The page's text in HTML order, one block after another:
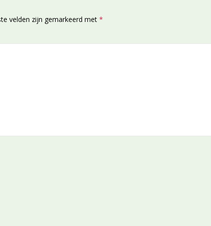
velden zijn gemarkeerd met *